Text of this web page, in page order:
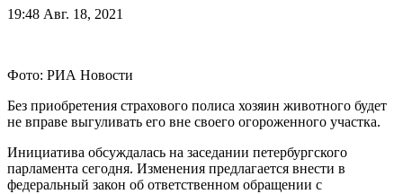
19:48 Авг. 18, 2021
Фото: РИА Новости
Без приобретения страхового полиса хозяин животного будет
не вправе выгуливать его вне своего огороженного участка.
Инициатива обсуждалась на заседании петербургского
парламента сегодня. Изменения предлагается внести в
федеральный закон об ответственном обращении с